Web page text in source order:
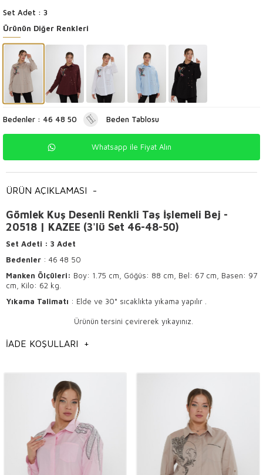
Set Adet : 3
Ürünün Diğer Renkleri
Bedenler : 46 48 50 Beden Tablosu
Whatsapp ile Fiyat Alın
ÜRÜN AÇIKLAMASI -
Gömlek Kuş Desenli Renkli Taş İşlemeli Bej -
20518 | KAZEE (3'lü Set 46-48-50)
Set Adeti : 3 Adet
Bedenler : 46 48 50
Manken Ölçüleri: Boy: 1.75 cm, Göğüs: 88 cm, Bel: 67 cm, Basen: 97
cm, Kilo: 62 kg.
Yıkama Talimatı : Elde ve 30° sıcaklıkta yıkama yapılır .
Ürünün tersini çevirerek yıkayınız.
Hafif ısı ile ütülenir .
Kaliteli Gömleklerin Şıklığı ve Toptan
Butiklerde Tercih Edilme Nedenleri
Gömlekler, moda dünyasında her daim popülerliğini
şıklığı ve rahatlığı
bir arada sunan vazgeçilmez
parçalardandır. Kaliteli bir gömlek, tarzınızı tamamlayan ve günlük
kombinlerinizi bir üst seviyeye taşıyan önemli bir üründür. İşte,
gömleklerin kalitesini ve toptan butiklerde tercih edilme nedenlerini
detaylarıyla ele alıyoruz.
İADE KOŞULLARI +